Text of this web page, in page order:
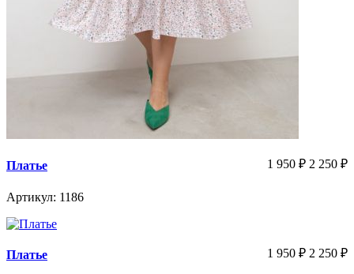
Платье
Артикул: 1186
1 950 ₽ 2 250 ₽
Платье 1 950 ₽ 2 250 ₽